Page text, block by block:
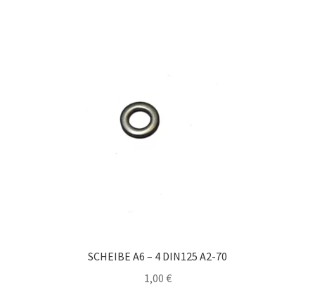
SCHEIBE A6 – 4 DIN125 A2-70
1,00 €